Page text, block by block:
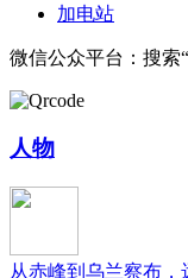
加电站
微信公众平台：搜索
人物
从赤峰到乌兰察布